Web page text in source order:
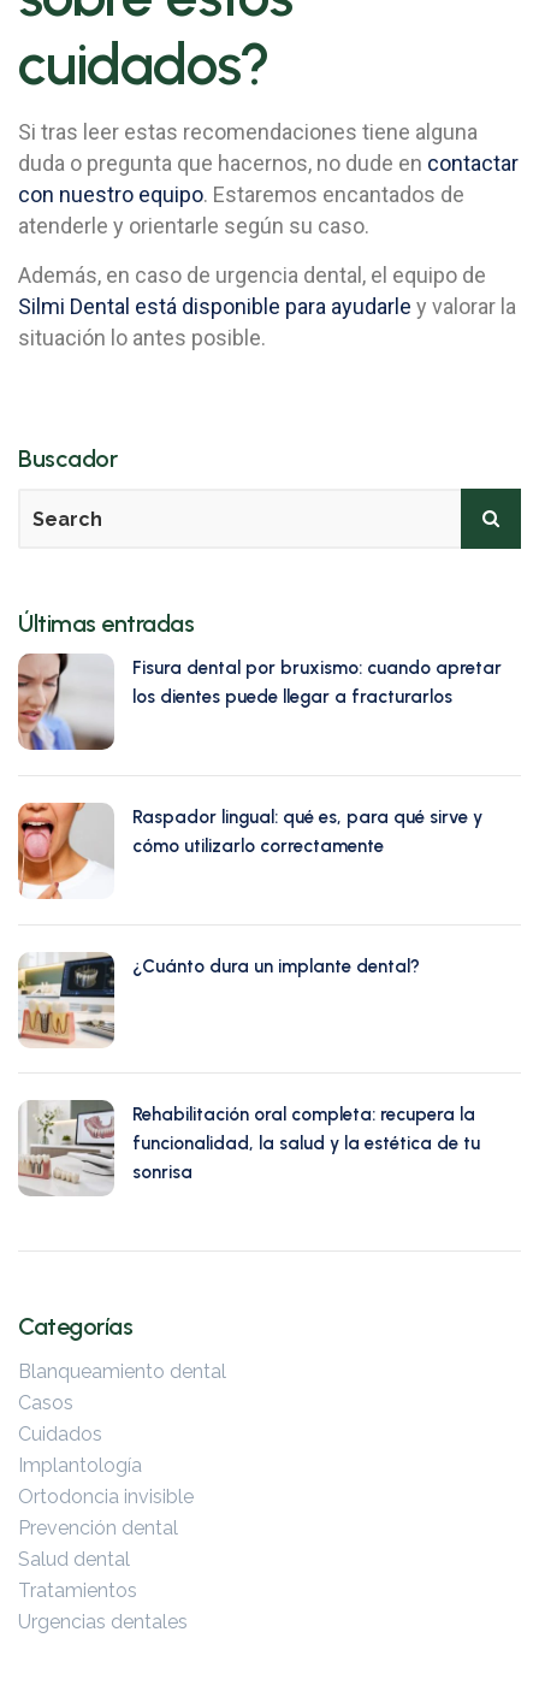
cuidados?
Si tras leer estas recomendaciones tiene alguna
duda o pregunta que hacernos, no dude en contactar
con nuestro equipo. Estaremos encantados de
atenderle y orientarle según su caso.
Además, en caso de urgencia dental, el equipo de
Silmi Dental está disponible para ayudarle y valorar la
situación lo antes posible.
Buscador
Últimas entradas
Fisura dental por bruxismo: cuando apretar
los dientes puede llegar a fracturarlos
Raspador lingual: qué es, para qué sirve y
cómo utilizarlo correctamente
¿Cuánto dura un implante dental?
Rehabilitación oral completa: recupera la
funcionalidad, la salud y la estética de tu
sonrisa
Categorías
Blanqueamiento dental
Casos
Cuidados
Implantología
Ortodoncia invisible
Prevención dental
Salud dental
Tratamientos
Urgencias dentales